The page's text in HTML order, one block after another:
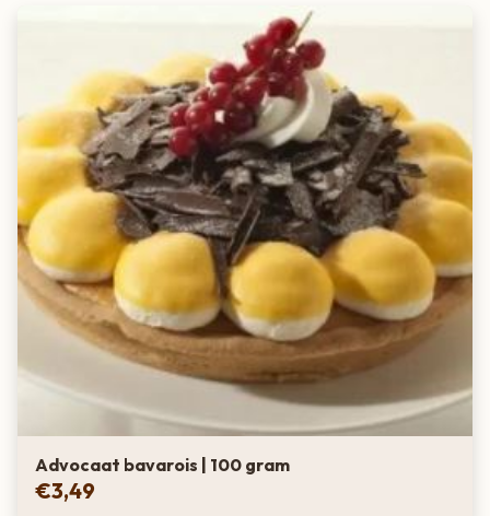
Advocaat bavarois | 100 gram
€3,49